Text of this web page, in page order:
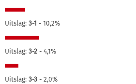
Uitslag: 3-1 - 10,2%
Uitslag: 3-2 - 4,1%
Uitslag: 3-3 - 2,0%